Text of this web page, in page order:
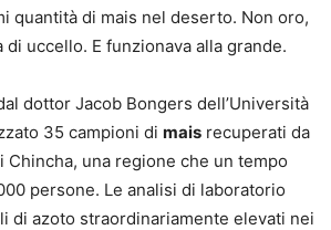
quantità di mais nel deserto. Non oro,
di uccello. E funzionava alla grande.
dottor Jacob Bongers dell’Università
35 campioni di mais recuperati da
Chincha, una regione che un tempo
persone. Le analisi di laboratorio
di azoto straordinariamente elevati nei